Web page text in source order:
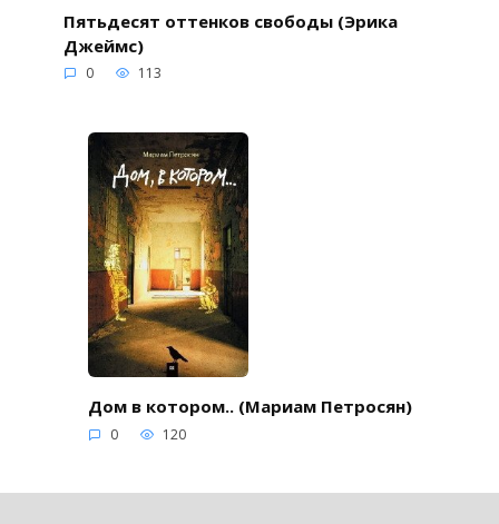
Пятьдесят оттенков свободы (Эрика
Джеймс)
0 113
Дом в котором.. (Мариам Петросян)
0 120